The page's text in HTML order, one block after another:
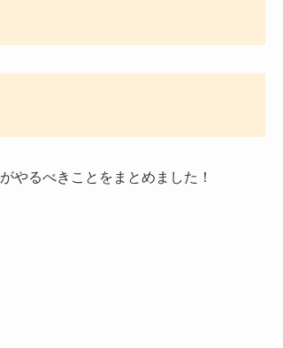
がやるべきことをまとめました！